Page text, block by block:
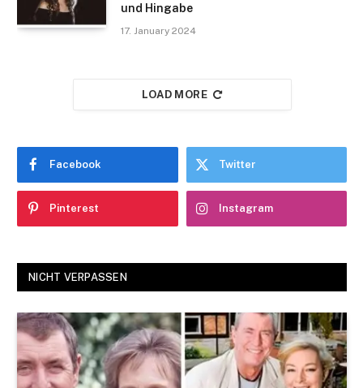
und Hingabe
17. January 2024
LOAD MORE
Facebook Twitter
Pinterest Instagram
NICHT VERPASSEN